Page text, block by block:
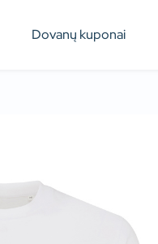
Dovanų kuponai